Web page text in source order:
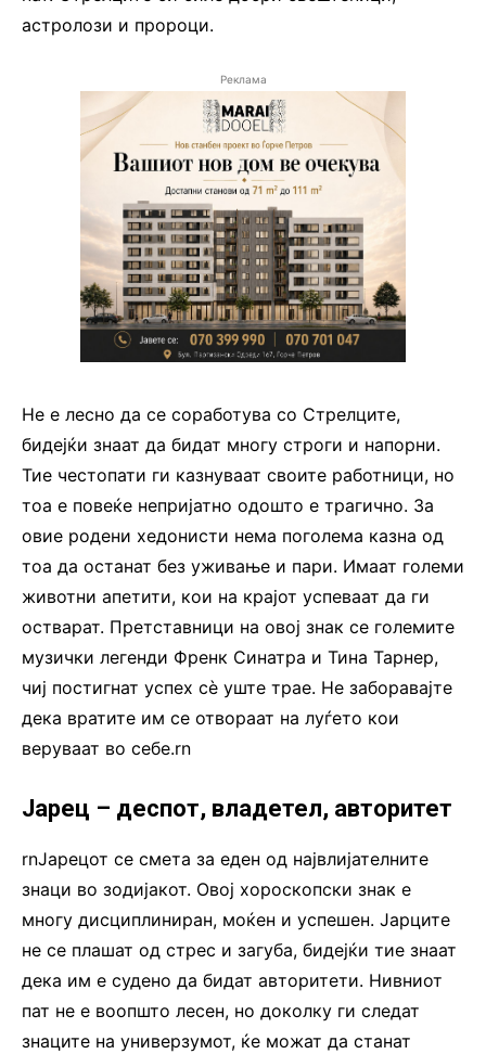
астролози и пророци.
Реклама
Не е лесно да се соработува со Стрелците,
бидејќи знаат да бидат многу строги и напорни.
Тие честопати ги казнуваат своите работници, но
тоа е повеќе непријатно одошто е трагично. За
овие родени хедонисти нема поголема казна од
тоа да останат без уживање и пари. Имаат големи
животни апетити, кои на крајот успеваат да ги
остварат. Претставници на овој знак се големите
музички легенди Френк Синатра и Тина Тарнер,
чиј постигнат успех сѐ уште трае. Не заборавајте
дека вратите им се отвораат на луѓето кои
веруваат во себе.rn
Јарец – деспот, владетел, авторитет
rnЈарецот се смета за еден од највлијателните
знаци во зодијакот. Овој хороскопски знак е
многу дисциплиниран, моќен и успешен. Јарците
не се плашат од стрес и загуба, бидејќи тие знаат
дека им е судено да бидат авторитети. Нивниот
пат не е воопшто лесен, но доколку ги следат
знаците на универзумот, ќе можат да станат